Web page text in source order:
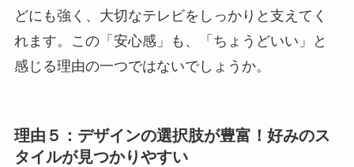
どにも強く、大切なテレビをしっかりと支えてく
れます。この「安心感」も、「ちょうどいい」と
感じる理由の一つではないでしょうか。
理由５：デザインの選択肢が豊富！好みのス
タイルが見つかりやすい